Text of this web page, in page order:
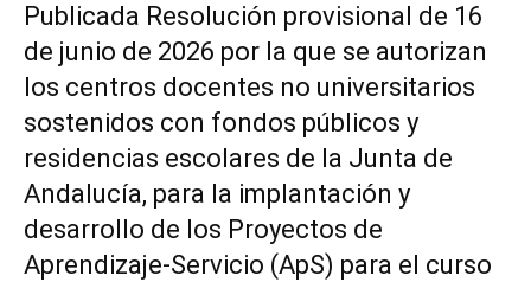
Publicada Resolución provisional de 16
de junio de 2026 por la que se autorizan
los centros docentes no universitarios
sostenidos con fondos públicos y
residencias escolares de la Junta de
Andalucía, para la implantación y
desarrollo de los Proyectos de
Aprendizaje-Servicio (ApS) para el curso